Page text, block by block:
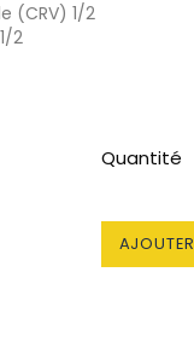
(CRV) 1/2
2
Quantité